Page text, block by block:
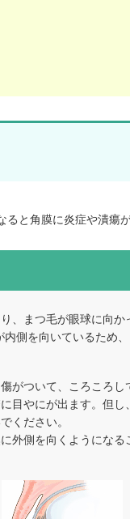
ると角膜に炎症や潰瘍
、まつ毛が眼球に向か
側を向いているため
がついて、ころころし
目やにが出ます。但し
ください。
外側を向くようになる